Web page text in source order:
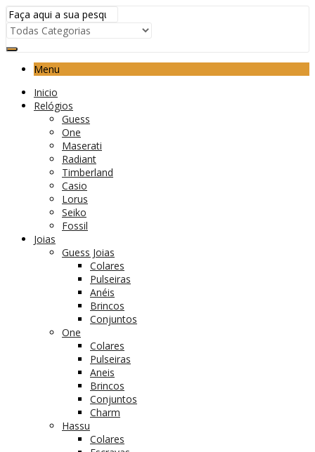
Menu
Inicio
Relógios
Guess
One
Maserati
Radiant
Timberland
Casio
Lorus
Seiko
Fossil
Joias
Guess Joias
Colares
Pulseiras
Anéis
Brincos
Conjuntos
One
Colares
Pulseiras
Aneis
Brincos
Conjuntos
Charm
Hassu
Colares